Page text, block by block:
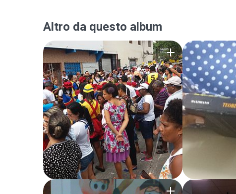
Altro da questo album